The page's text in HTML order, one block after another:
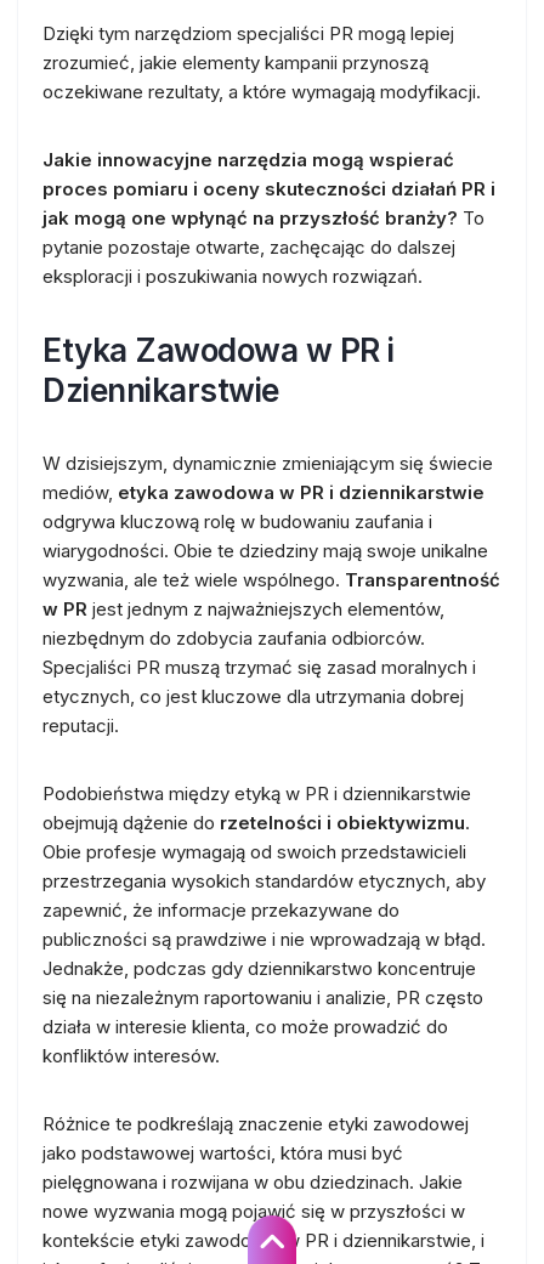
Dzięki tym narzędziom specjaliści PR mogą lepiej
zrozumieć, jakie elementy kampanii przynoszą
oczekiwane rezultaty, a które wymagają modyfikacji.
Jakie innowacyjne narzędzia mogą wspierać
proces pomiaru i oceny skuteczności działań PR i
jak mogą one wpłynąć na przyszłość branży? To
pytanie pozostaje otwarte, zachęcając do dalszej
eksploracji i poszukiwania nowych rozwiązań.
Etyka Zawodowa w PR i
Dziennikarstwie
W dzisiejszym, dynamicznie zmieniającym się świecie
mediów, etyka zawodowa w PR i dziennikarstwie
odgrywa kluczową rolę w budowaniu zaufania i
wiarygodności. Obie te dziedziny mają swoje unikalne
wyzwania, ale też wiele wspólnego. Transparentność
w PR jest jednym z najważniejszych elementów,
niezbędnym do zdobycia zaufania odbiorców.
Specjaliści PR muszą trzymać się zasad moralnych i
etycznych, co jest kluczowe dla utrzymania dobrej
reputacji.
Podobieństwa między etyką w PR i dziennikarstwie
obejmują dążenie do rzetelności i obiektywizmu.
Obie profesje wymagają od swoich przedstawicieli
przestrzegania wysokich standardów etycznych, aby
zapewnić, że informacje przekazywane do
publiczności są prawdziwe i nie wprowadzają w błąd.
Jednakże, podczas gdy dziennikarstwo koncentruje
się na niezależnym raportowaniu i analizie, PR często
działa w interesie klienta, co może prowadzić do
konfliktów interesów.
Różnice te podkreślają znaczenie etyki zawodowej
jako podstawowej wartości, która musi być
pielęgnowana i rozwijana w obu dziedzinach. Jakie
nowe wyzwania mogą pojawić się w przyszłości w
kontekście etyki zawodowej w PR i dziennikarstwie, i